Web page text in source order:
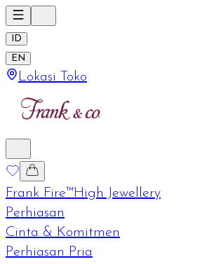
ID
EN
Lokasi Toko
Frank Fire™High Jewellery
Perhiasan
Cinta & Komitmen
Perhiasan Pria